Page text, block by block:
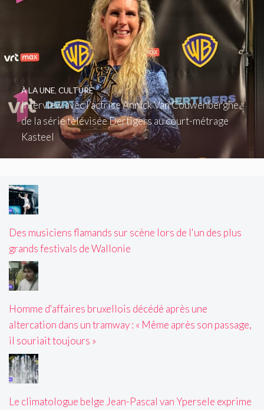
Interview avec l’actrice Annick Van Couwenberghe :
de la série télévisée Dertigers au court-métrage
Kasteel
À LA UNE, CULTURE
Des musiciens flamands sur scène lors de l'un des plus
grands festivals de Wallonie
Homme d'affaires bruxellois décédé après une
altercation dans un tramway : « Même après son passage,
il souriait toujours »
Le climatologue belge Jean-Pascal van Ypersele exprime